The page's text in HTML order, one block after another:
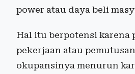
power atau daya beli
Hal itu berpotensi karena
pekerjaan atau
okupansinya menurun